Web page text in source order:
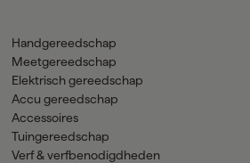
Handgereedschap
Meetgereedschap
Elektrisch gereedschap
Accu gereedschap
Accessoires
Tuingereedschap
Verf & verfbenodigdheden